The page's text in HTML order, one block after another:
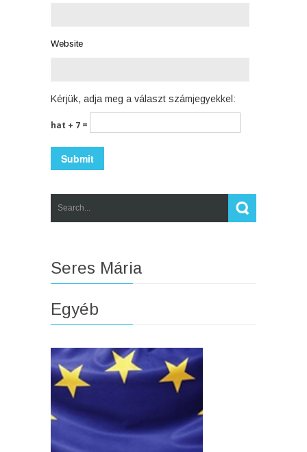
Website
Kérjük, adja meg a választ számjegyekkel:
hat + 7 =
Seres Mária
Egyéb